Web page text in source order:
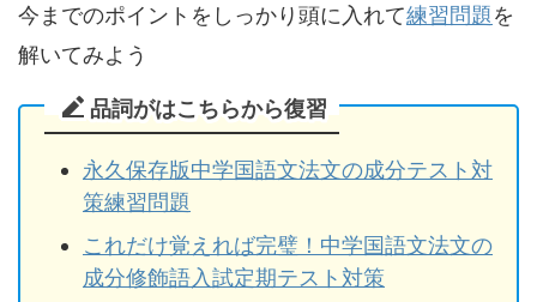
今までのポイントをしっかり頭に入れて練習問題を
解いてみよう
品詞がはこちらから復習
永久保存版中学国語文法文の成分テスト対
策練習問題
これだけ覚えれば完璧！中学国語文法文の
成分修飾語入試定期テスト対策